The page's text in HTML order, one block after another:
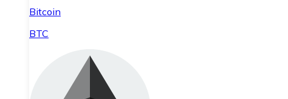
Bitcoin
BTC